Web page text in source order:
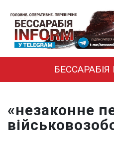
БЕССАРАБІЯ
«незаконне